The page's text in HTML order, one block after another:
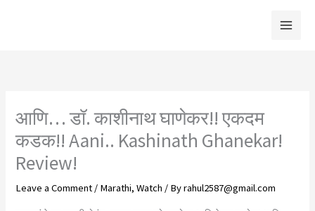
आणि… डॉ. काशीनाथ घाणेकर!! एकदम
कडक!! Aani.. Kashinath Ghanekar!
Review!
Leave a Comment / Marathi,Watch / Byrahul2587@gmail.com